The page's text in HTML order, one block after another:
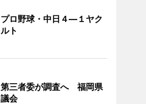
プロ野球・中日４―１ヤク
ルト
第三者委が調査へ 福岡県
議会